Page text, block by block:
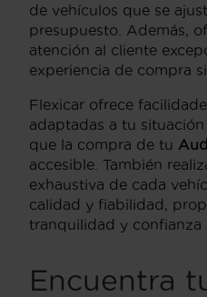
de vehículos que se
presupuesto. Además,
atención al cliente
experiencia de compra
Flexicar ofrece
adaptadas a tu
que la compra de tu
accesible. También
exhaustiva de cada
calidad y fiabilidad,
tranquilidad y confianza
Encuentra